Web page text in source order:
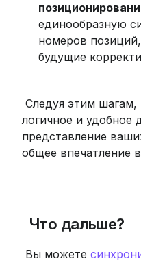
единообразную
номеров
будущие
логичное и удобное
представление
общее впечатление
Что дальше?
Вы можете